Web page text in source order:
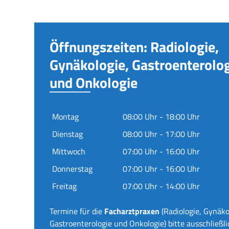
Öffnungszeiten: Radiologie,
Gynäkologie,
und Onkologie
Montag
08:00 Uhr - 18:00 Uhr
Dienstag
08:00 Uhr - 17:00 Uhr
Mittwoch
07:00 Uhr - 16:00 Uhr
Donnerstag
07:00 Uhr - 16:00 Uhr
Freitag
07:00 Uhr - 14:00 Uhr
Termine für die Facharztpraxen (Radiologie,
Gastroenterologie und Onkologie) bitte